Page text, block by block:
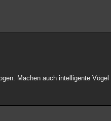
Machen auch intelligente